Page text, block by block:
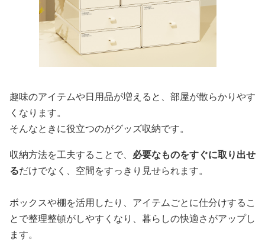
趣味のアイテムや日用品が増えると、部屋が散らかりやす
くなります。
そんなときに役立つのがグッズ収納です。
収納方法を工夫することで、 必要なものをすぐに取り出せ
るだけでなく、空間をすっきり見せられます。
ボックスや棚を活用したり、アイテムごとに仕分けするこ
とで整理整頓がしやすくなり、暮らしの快適さがアップし
ます。